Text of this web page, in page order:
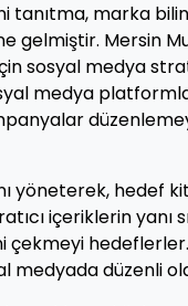
tanıtma, marka
gelmiştir. Mersin
sosyal medya
medya
yöneterek, hedef
içeriklerin
çekmeyi
medyada düzenli